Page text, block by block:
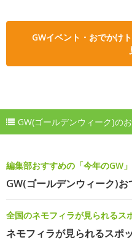
GWイベント・おでかけ
GW(ゴールデンウィーク)の
編集部おすすめの「今年のGW
GW(ゴールデンウィーク)
全国のネモフィラが見られるス
ネモフィラが見られるスポ